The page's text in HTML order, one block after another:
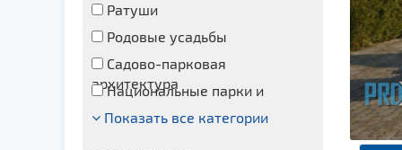
Ратуши
Родовые усадьбы
Садово-парковая
архитектура
Национальные парки и
заказники
Озера и водоемы
Показать все категории